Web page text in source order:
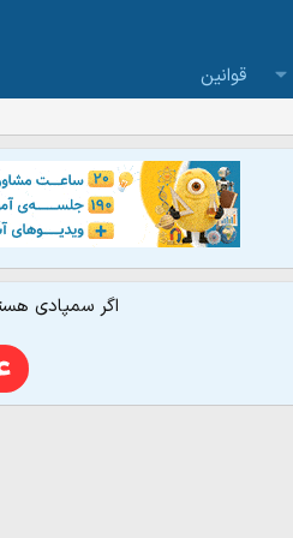
قوانین
اگر سمپادی